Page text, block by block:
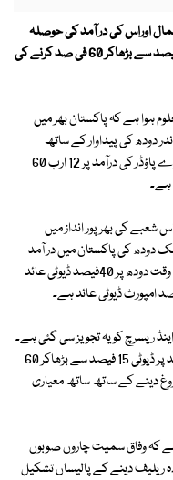
اوراس کی در آمد کی حوصلہ
شکنی کے لیے خشک دودھ کی درآمد پر ڈیوٹی 15 فیصد سے بڑھاکر 60 فی صد کرنے کی
ہوا ہے کہ پاکستان بھر میں
ملک کے اندر دودھ کی پیداوار کے ساتھ
خشک دودھ در آمد کیا جاتا ہے۔ سکم دودھ پاؤڈر، وے پاؤڈر کی درآمد پر 12 ارب 60
ہے۔
شعبے کی بھر پور انداز میں
دودھ کی پاکستان میں در آمد
کی حوصلہ شکنی کی سفارش کی گئی ہے۔ موجودہ وقت دودھ پر 40فیصد ڈیوٹی عائد
ریسرچ کو یہ تجویز سی گئی ہے۔
آئندہ مالی سال کے بجٹ میں خشک دودھ کی درآمد پر ڈیوٹی 15 فیصد سے بڑھاکر 60
دینے کے ساتھ ساتھ معیاری
ہے کہ وفاق سمیت چاروں صوبوں
ریلیف دینے کے پالیساں تشکیل